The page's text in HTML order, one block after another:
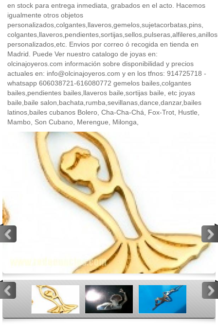
en stock para entrega inmediata, grabados en el acto. Hacemos
igualmente otros objetos
personalizados,colgantes,llaveros,gemelos,sujetacorbatas,pins,
personalizados,etc. Envios por correo ó recogida en tienda en
Madrid. Puede Ver nuestro catalogo de joyas en:
olcinajoyeros.com información sobre disponibilidad y precios
actuales en: info@olcinajoyeros.com y en los tfnos: 914725718 -
whatsapp 606038721-616080772 gemelos bailes,colgantes
bailes,pendientes bailes,llaveros baile,sortijas baile, etc joyas
baile,baile salon,bachata,rumba,sevillanas,dance,danzar,bailes
latinos,bailes cubanos Bolero, Cha-Cha-Chá, Fox-Trot, Hustle,
Mambo, Son Cubano, Merengue, Milonga,
>